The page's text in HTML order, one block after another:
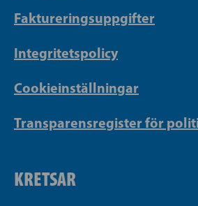
Faktureringsuppgifter
Integritetspolicy
Cookieinställningar
Transparensregister för
KRETSAR